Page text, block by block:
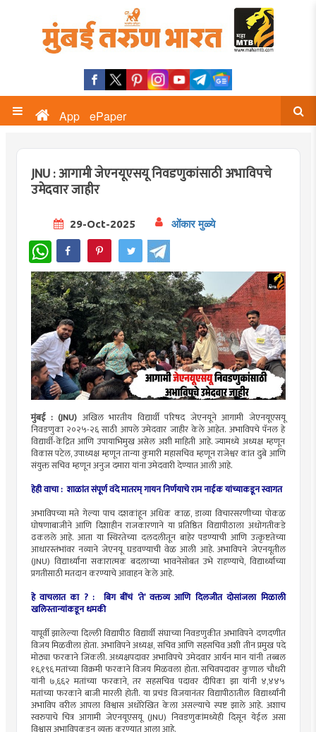
App ePaper
JNU : आगामी जेएनयूएसयू निवडणुकांसाठी अभाविपचे
उमेदवार जाहीर
29-Oct-2025 ओंकार मुळ्ये
WhatsApp
मुंबई : (JNU) अखिल भारतीय विद्यार्थी परिषद जेएनयूने आगामी जेएनयूएसयू
निवडणुका २०२५-२६ साठी आपले उमेदवार जाहीर केले आहेत. अभाविपचे पॅनल हे
विद्यार्थी-केंद्रित आणि उपायाभिमुख असेल अशी माहिती आहे. ज्यामध्ये अध्यक्ष म्हणून
विकास पटेल, उपाध्यक्ष म्हणून तान्या कुमारी महासचिव म्हणून राजेश्वर कांत दुबे आणि
संयुक्त सचिव म्हणून अनुज दमारा यांना उमेदवारी देण्यात आली आहे.
हेही वाचा :शाळांत संपूर्ण वंदे मातरम् गायन निर्णयाचे राम नाईक यांच्याकडून स्वागत
अभाविपच्या मते गेल्या पाच दशकांहून अधिक काळ, डाव्या विचारसरणीच्या पोकळ
घोषणाबाजीने आणि दिशाहीन राजकारणाने या प्रतिष्ठित विद्यापीठाला अधोगतीकडे
ढकलले आहे. आता या स्थिरतेच्या दलदलीतून बाहेर पडण्याची आणि उत्कृष्टतेच्या
आधारस्तंभांवर नव्याने जेएनयू घडवण्याची वेळ आली आहे. अभाविपने जेएनयूतील
(JNU) विद्यार्थ्यांना सकारात्मक बदलाच्या भावनेसोबत उभे राहण्याचे, विद्यार्थ्यांच्या
प्रगतीसाठी मतदान करण्याचे आवाहन केले आहे.
हे वाचलात का ? : बिग बींचं ‘ते’ वक्तव्य आणि दिलजीत दोसांजला मिळाली
खलिस्तान्यांकडून धमकी
यापूर्वी झालेल्या दिल्ली विद्यापीठ विद्यार्थी संघाच्या निवडणुकीत अभाविपने दणदणीत
विजय मिळवीला होता. अभाविपने अध्यक्ष, सचिव आणि सहसचिव अशी तीन प्रमुख पदे
मोठ्या फरकाने जिंकली. अध्यक्षपदावर अभाविपचे उमेदवार आर्यन मान यांनी तब्बल
१६,१९६ मतांच्या विक्रमी फरकाने विजय मिळवला होता. सचिवपदावर कुणाल चौधरी
यांनी ७,६६२ मतांच्या फरकाने, तर सहसचिव पदावर दीपिका झा यांनी ४,४४५
मतांच्या फरकाने बाजी मारली होती. या प्रचंड विजयानंतर विद्यापीठातील विद्यार्थ्यांनी
अभाविप वरील आपला विश्वास अधोरेखित केला असल्याचे स्पष्ट झाले आहे. अशाच
स्वरुपाचे चित्र आगामी जेएनयूएसयू (JNU) निवडणुकांमध्येही दिसून येईल असा